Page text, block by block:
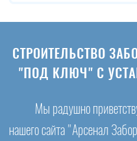
СТРОИТЕЛЬСТВО
"ПОД КЛЮЧ" С
Мы радушно
нашего сайта "Арсенал